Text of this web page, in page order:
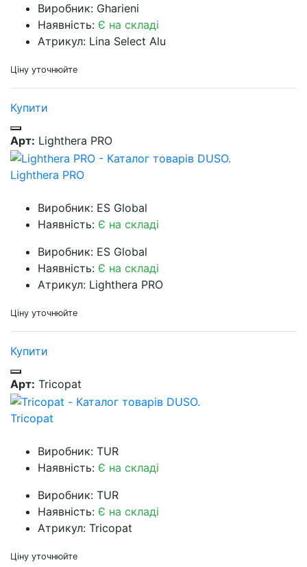
Виробник: Gharieni
Наявність: Є на складі
Атрикул: Lina Select Alu
Ціну уточнюйте
Купити
Арт: Lighthera PRO
Lighthera PRO
Виробник: ES Global
Наявність: Є на складі
Виробник: ES Global
Наявність: Є на складі
Атрикул: Lighthera PRO
Ціну уточнюйте
Купити
Арт: Tricopat
Tricopat
Виробник: TUR
Наявність: Є на складі
Виробник: TUR
Наявність: Є на складі
Атрикул: Tricopat
Ціну уточнюйте